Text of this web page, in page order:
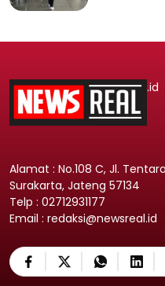
.id
Alamat : No.108 C, Jl.
Surakarta, Jateng 57134
Telp : 02712931177
Email : redaksi@newsreal.id